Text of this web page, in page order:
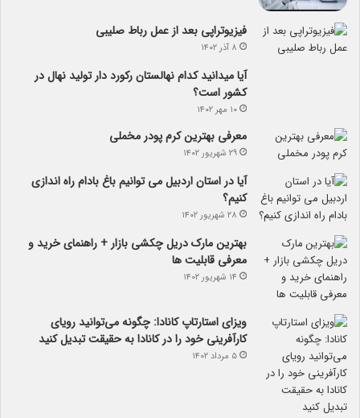
فیزیوتراپی بعد از عمل رباط صلیبی
۸ آذر ۱۴۰۲
آیا می­دانید کدام نهالستان رکورد دار تولید نهال­ در
کشور است؟
۱۰ مهر ۱۴۰۲
معرفی بهترین کرم پودر مخملی
۲۹ شهریور ۱۴۰۲
آیا در استان اردبیل می توانیم باغ بادام راه اندازی
کنیم؟
۲۸ شهریور ۱۴۰۲
بهترین مارک دریل چکشی بازار + راهنمای خرید و
معرفی قابلیت ها
۱۴ شهریور ۱۴۰۲
ویزای استارتاپ کانادا: چگونه می‌توانید رویای
کارآفرینی خود را در کانادا به حقیقت تبدیل کنید
۵ مرداد ۱۴۰۲